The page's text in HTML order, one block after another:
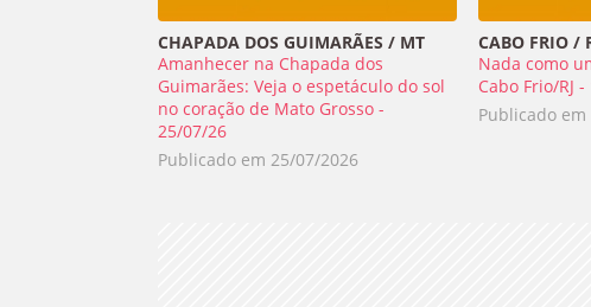
CHAPADA DOS GUIMARÃES / MT
Amanhecer na Chapada dos
Guimarães: Veja o espetáculo do sol
no coração de Mato Grosso -
25/07/26
Publicado em 25/07/2026
CABO FRIO /
Nada como
Cabo Frio/RJ
Publicado em